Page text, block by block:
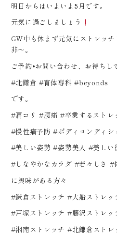
明日からはいよいよ5月です。
元気に過ごしましょう
GW中も休まず元気にストレッ
非〜。
ご予約•お問い合わせ、お待ちし
#北鎌倉 #育体専科 #beyonds
です。
#肩コリ #腰痛 #卒業するストレ
#慢性痛予防 #ボディコンディシ
#美しい姿勢 #姿勢美人 #美しい
#しなやかなカラダ #若々しさ #
に興味がある方々
#鎌倉ストレッチ #大船ストレッ
#戸塚ストレッチ #藤沢ストレッ
#湘南ストレッチ #北鎌倉ストレ